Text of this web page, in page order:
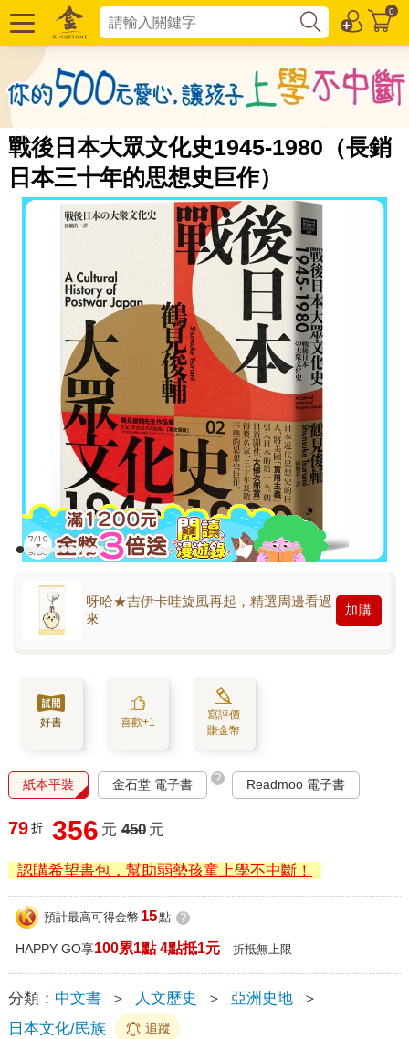
0
戰後日本大眾文化史1945-1980（長銷
日本三十年的思想史巨作）
呀哈★吉伊卡哇旋風再起，精選周邊看過
來
加購
好書 喜歡+1
寫評價
賺金幣
紙本平裝 金石堂 電子書 ? Readmoo 電子書
79 折 356 元 450 元
認購希望書包，幫助弱勢孩童上學不中斷！
預計最高可得金幣 15點 ?
HAPPY GO享100累1點 4點抵1元 折抵無上限
分類： 中文書 ＞ 人文歷史 ＞ 亞洲史地
＞
日本文化/民族
追蹤